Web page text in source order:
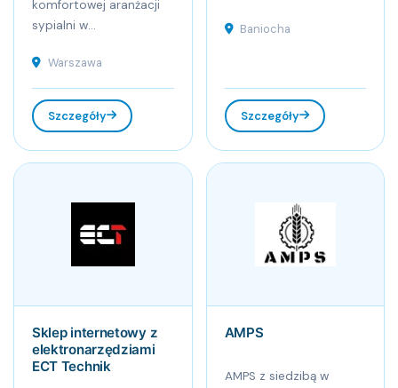
komfortowej aranżacji
sypialni w...
Warszawa
Szczegóły
Baniocha
Szczegóły
Sklep internetowy z
elektronarzędziami
ECT Technik
AMPS
AMPS z siedzibą w